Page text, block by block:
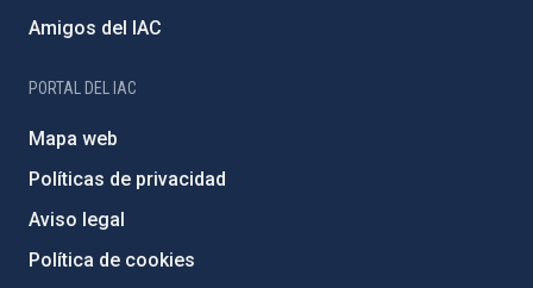
Amigos del IAC
PORTAL DEL IAC
Mapa web
Políticas de privacidad
Aviso legal
Política de cookies